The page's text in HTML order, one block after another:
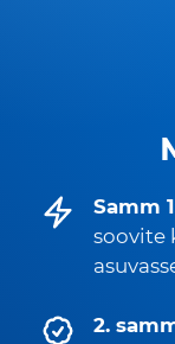
Samm
soovite
2.